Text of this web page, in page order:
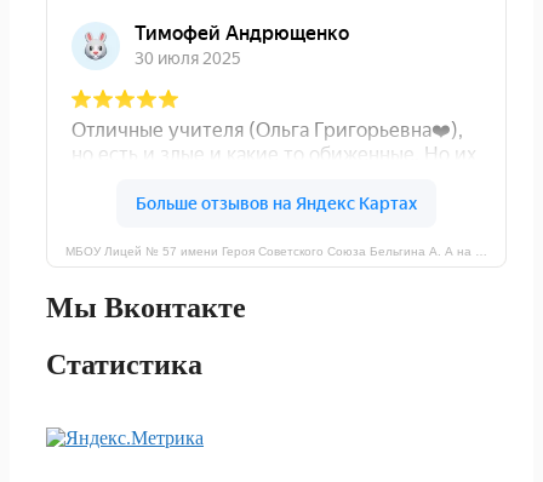
МБОУ Лицей № 57 имени Героя Советского Союза Бельгина А. А на карте Ростова‑на‑Дону — Яндекс Карты
Мы Вконтакте
Статистика